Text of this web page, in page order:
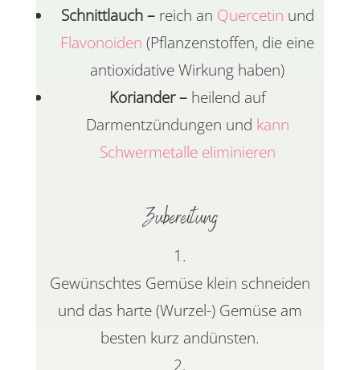
Schnittlauch – reich an Quercetin und
Flavonoiden(Pflanzenstoffen, die eine
antioxidative Wirkung haben)
Koriander – heilend auf
Darmentzündungen und kann
Schwermetalle eliminieren
Zubereitung
Gewünschtes Gemüse klein schneiden
und das harte (Wurzel-) Gemüse am
besten kurz andünsten.